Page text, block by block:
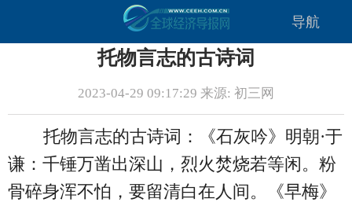
导航
托物言志的古诗词
2023-04-29 09:17:29 来源: 初三网
托物言志的古诗词：《石灰吟》明朝·于
谦：千锤万凿出深山，烈火焚烧若等闲。粉
骨碎身浑不怕，要留清白在人间。《早梅》